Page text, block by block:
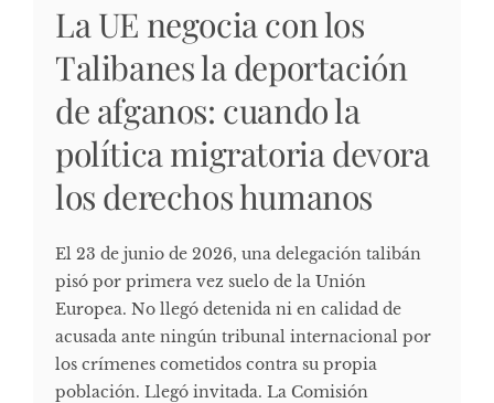
La UE negocia con los
Talibanes la deportación
de afganos: cuando la
política migratoria devora
los derechos humanos
El 23 de junio de 2026, una delegación talibán
pisó por primera vez suelo de la Unión
Europea. No llegó detenida ni en calidad de
acusada ante ningún tribunal internacional por
los crímenes cometidos contra su propia
población. Llegó invitada. La Comisión